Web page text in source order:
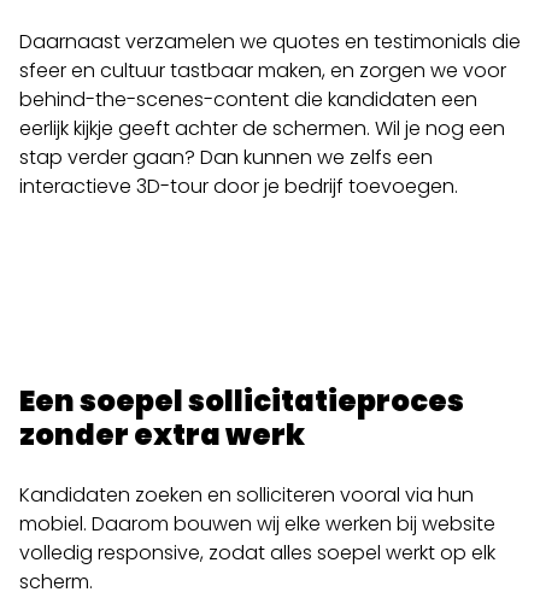
Daarnaast verzamelen we quotes en testimonials die
sfeer en cultuur tastbaar maken, en zorgen we voor
behind-the-scenes-content die kandidaten een
eerlijk kijkje geeft achter de schermen. Wil je nog een
stap verder gaan? Dan kunnen we zelfs een
interactieve 3D-tour door je bedrijf toevoegen.
Een soepel sollicitatieproces
zonder extra werk
Kandidaten zoeken en solliciteren vooral via hun
mobiel. Daarom bouwen wij elke werken bij website
volledig responsive, zodat alles soepel werkt op elk
scherm.